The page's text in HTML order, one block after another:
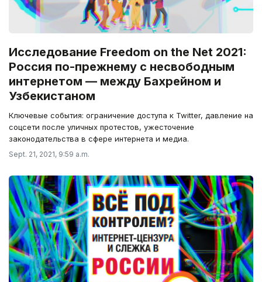
Исследование Freedom on the Net 2021:
Россия по-прежнему с несвободным
интернетом — между Бахрейном и
Узбекистаном
Ключевые события: ограничение доступа к Twitter, давление на
соцсети после уличных протестов, ужесточение
законодательства в сфере интернета и медиа.
Sept. 21, 2021, 9:59 a.m.